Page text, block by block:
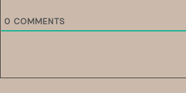
0 COMMENTS